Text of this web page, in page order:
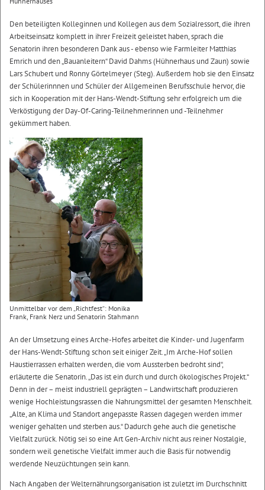
Den beteiligten Kolleginnen und Kollegen aus dem Sozialressort, die ihren
Arbeitseinsatz komplett in ihrer Freizeit geleistet haben, sprach die
Senatorin ihren besonderen Dank aus - ebenso wie Farmleiter Matthias
Emrich und den „Bauanleitern“ David Dahms (Hühnerhaus und Zaun) sowie
Lars Schubert und Ronny Görtelmeyer (Steg). Außerdem hob sie den Einsatz
der Schülerinnnen und Schüler der Allgemeinen Berufsschule hervor, die
sich in Kooperation mit der Hans-Wendt-Stiftung sehr erfolgreich um die
Verköstigung der Day-Of-Caring-Teilnehmerinnen und -Teilnehmer
gekümmert haben.
Unmittelbar vor dem „Richtfest“: Monika
Frank, Frank Nerz und Senatorin Stahmann
An der Umsetzung eines Arche-Hofes arbeitet die Kinder- und Jugenfarm
der Hans-Wendt-Stiftung schon seit einiger Zeit. „Im Arche-Hof sollen
Haustierrassen erhalten werden, die vom Aussterben bedroht sind“,
erläuterte die Senatorin. „Das ist ein durch und durch ökologisches Projekt.“
Denn in der – meist industriell geprägten – Landwirtschaft produzieren
wenige Hochleistungsrassen die Nahrungsmittel der gesamten Menschheit.
„Alte, an Klima und Standort angepasste Rassen dagegen werden immer
weniger gehalten und sterben aus.“ Dadurch gehe auch die genetische
Vielfalt zurück. Nötig sei so eine Art Gen-Archiv nicht aus reiner Nostalgie,
sondern weil genetische Vielfalt immer auch die Basis für notwendig
werdende Neuzüchtungen sein kann.
Nach Angaben der Welternährungsorganisation ist zuletzt im Durchschnitt